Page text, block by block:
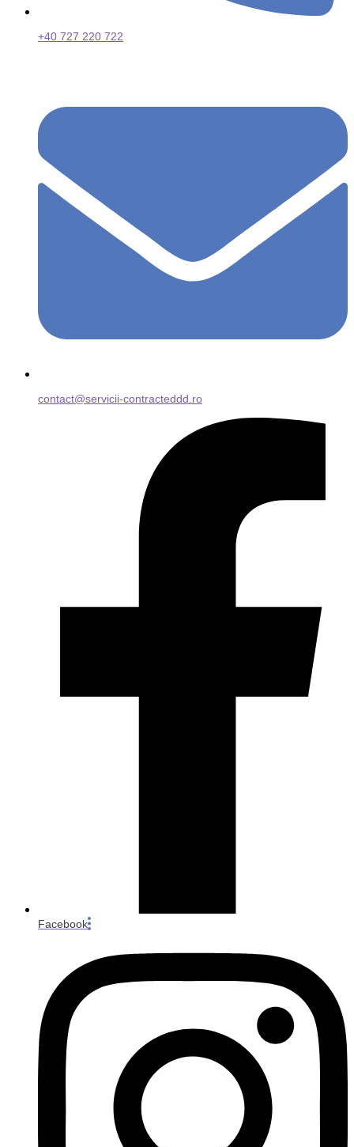
+40 727 220 722
contact@servicii-contracteddd.ro
Facebook